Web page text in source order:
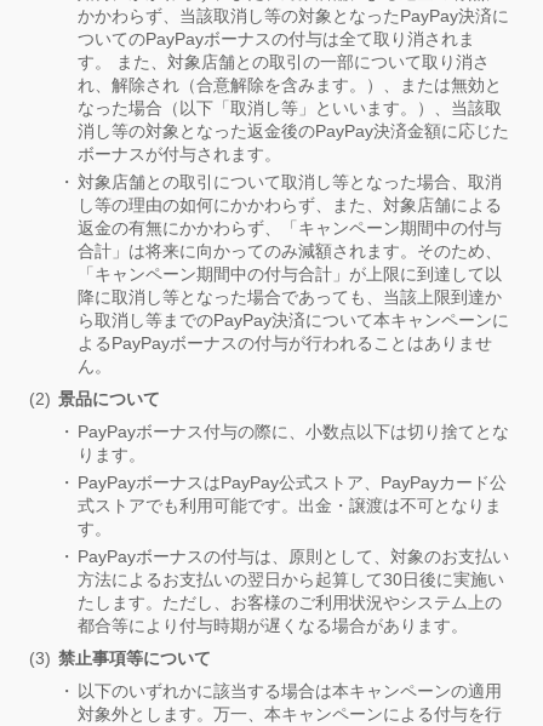
かかわらず、当該取消し等の対象となったPayPay決済に
ついてのPayPayボーナスの付与は全て取り消されま
す。 また、対象店舗との取引の一部について取り消さ
れ、解除され（合意解除を含みます。）、または無効と
なった場合（以下「取消し等」といいます。）、当該取
消し等の対象となった返金後のPayPay決済金額に応じた
ボーナスが付与されます。
対象店舗との取引について取消し等となった場合、取消
し等の理由の如何にかかわらず、また、対象店舗による
返金の有無にかかわらず、「キャンペーン期間中の付与
合計」は将来に向かってのみ減額されます。そのため、
「キャンペーン期間中の付与合計」が上限に到達して以
降に取消し等となった場合であっても、当該上限到達か
ら取消し等までのPayPay決済について本キャンペーンに
よるPayPayボーナスの付与が行われることはありませ
ん。
景品について
PayPayボーナス付与の際に、小数点以下は切り捨てとな
ります。
PayPayボーナスはPayPay公式ストア、PayPayカード公
式ストアでも利用可能です。出金・譲渡は不可となりま
す。
PayPayボーナスの付与は、原則として、対象のお支払い
方法によるお支払いの翌日から起算して30日後に実施い
たします。ただし、お客様のご利用状況やシステム上の
都合等により付与時期が遅くなる場合があります。
禁止事項等について
以下のいずれかに該当する場合は本キャンペーンの適用
対象外とします。万一、本キャンペーンによる付与を行